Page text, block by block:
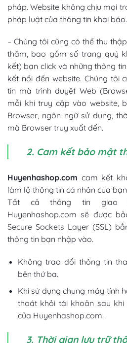
pháp. Website không chịu mọi
pháp luật của thông tin khai báo.
– Chúng tôi cũng có thể thu
thăm, bao gồm số trang quý
kết) bạn click và những thông
kết nối đến website. Chúng tôi
tin mà trình duyệt Web
mỗi khi truy cập vào website,
Browser, ngôn ngữ sử dụng,
mà Browser truy xuất đến.
2. Cam kết bảo mật
Huyenhashop.com cam kết
làm lộ thông tin cá nhân của
Tất cả thông tin giao
Huyenhashop.com sẽ được
Secure Sockets Layer (SSL)
thông tin bạn nhập vào.
Không trao đổi thông tin
bên thứ ba.
Khi sử dụng chung máy tính
thoát khỏi tài khoản sau
của Huyenhashop.com.
3. Thời gian lưu trữ